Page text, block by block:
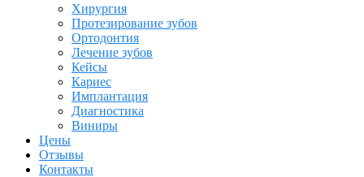
Хирургия
Протезирование зубов
Ортодонтия
Лечение зубов
Кейсы
Кариес
Имплантация
Диагностика
Виниры
Цены
Отзывы
Контакты